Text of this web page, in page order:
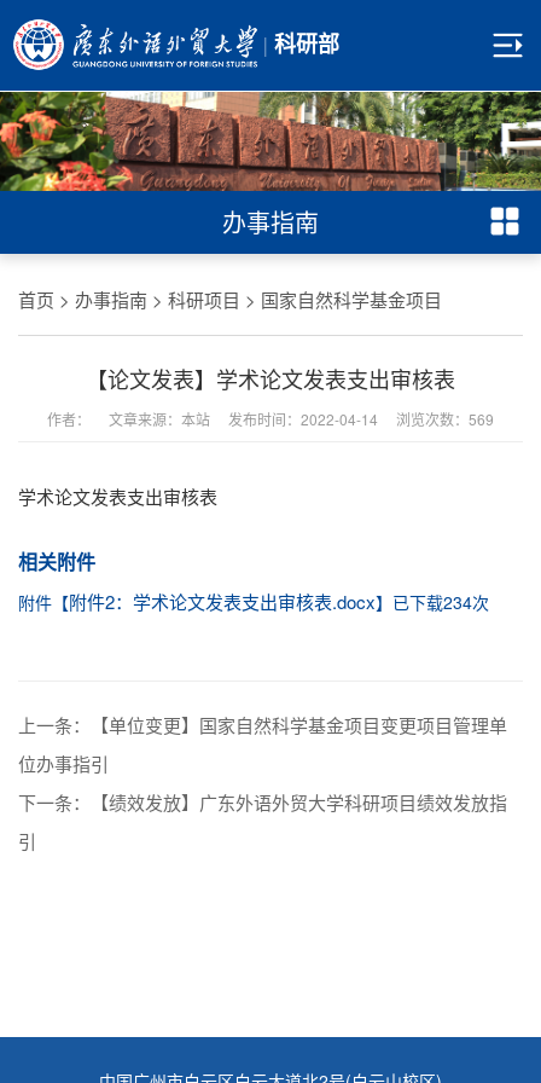
| 科研部
办事指南
首页 > 办事指南 > 科研项目 > 国家自然科学基金项目
【论文发表】学术论文发表支出审核表
作者： 文章来源：本站 发布时间：2022-04-14 浏览次数： 569
学术论文发表支出审核表
相关附件
附件【附件2：学术论文发表支出审核表.docx】已下载234次
上一条：
【单位变更】国家自然科学基金项目变更项目管理单
位办事指引
下一条：
【绩效发放】广东外语外贸大学科研项目绩效发放指
引